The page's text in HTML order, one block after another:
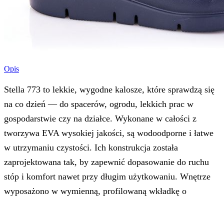
Opis
Stella 773 to lekkie, wygodne kalosze, które sprawdzą się
na co dzień — do spacerów, ogrodu, lekkich prac w
gospodarstwie czy na działce. Wykonane w całości z
tworzywa EVA wysokiej jakości, są wodoodporne i łatwe
w utrzymaniu czystości. Ich konstrukcja została
zaprojektowana tak, by zapewnić dopasowanie do ruchu
stóp i komfort nawet przy długim użytkowaniu. Wnętrze
wyposażono w wymienną, profilowaną wkładkę o